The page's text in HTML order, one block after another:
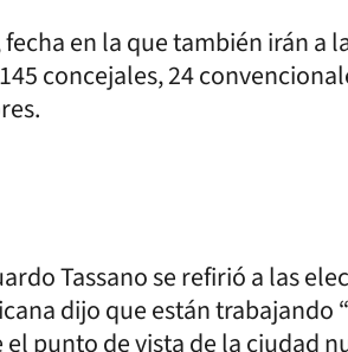
en la que también irán a
concejales, 24
Tassano se refirió a las
dijo que están trabajando
punto de vista de la ciudad